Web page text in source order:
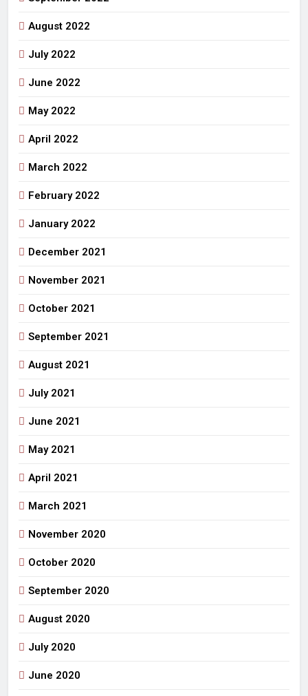
August 2022
July 2022
June 2022
May 2022
April 2022
March 2022
February 2022
January 2022
December 2021
November 2021
October 2021
September 2021
August 2021
July 2021
June 2021
May 2021
April 2021
March 2021
November 2020
October 2020
September 2020
August 2020
July 2020
June 2020